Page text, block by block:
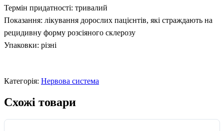
Термін придатності: тривалий
Показання: лікування дорослих пацієнтів, які страждають на
рецидивну форму розсіяного склерозу
Упаковки: різні
Категорія: Нервова система
Схожі товари